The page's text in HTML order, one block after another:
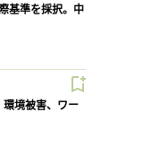
基準を採択。中
環境被害、ワー